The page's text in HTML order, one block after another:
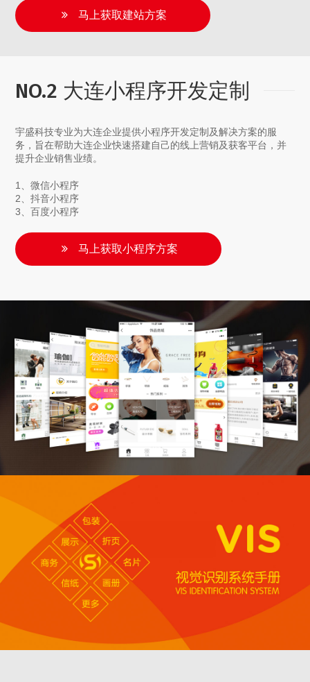
马上获取建站方案
NO.2 大连小程序开发定制
宇盛科技专业为大连企业提供小程序开发定制及解决方案的服
务，旨在帮助大连企业快速搭建自己的线上营销及获客平台，并
提升企业销售业绩。
1、微信小程序
2、抖音小程序
3、百度小程序
马上获取小程序方案